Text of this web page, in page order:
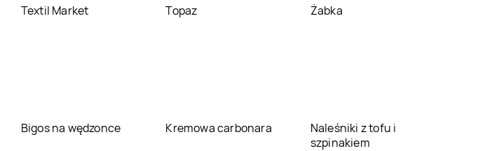
Textil Market Topaz Żabka
Bigos na wędzonce Kremowa carbonara
Naleśniki z tofu i
szpinakiem